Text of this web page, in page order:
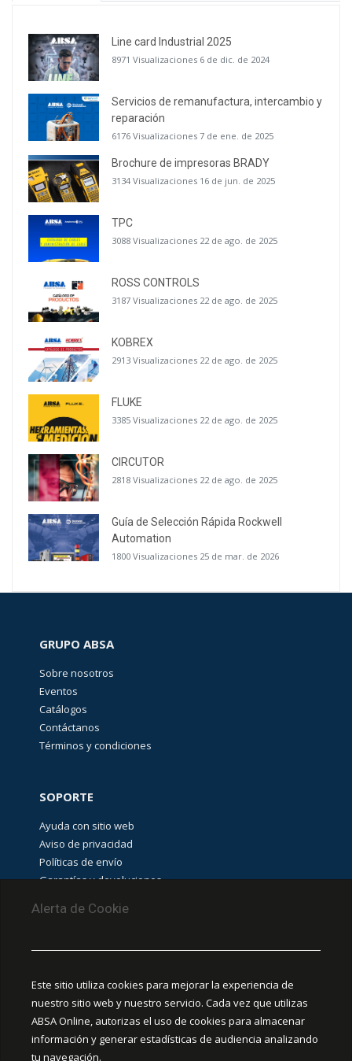
Line card Industrial 2025
8971 Visualizaciones 6 de dic. de 2024
Servicios de remanufactura, intercambio y
reparación
6176 Visualizaciones 7 de ene. de 2025
Brochure de impresoras BRADY
3134 Visualizaciones 16 de jun. de 2025
TPC
3088 Visualizaciones 22 de ago. de 2025
ROSS CONTROLS
3187 Visualizaciones 22 de ago. de 2025
KOBREX
2913 Visualizaciones 22 de ago. de 2025
FLUKE
3385 Visualizaciones 22 de ago. de 2025
CIRCUTOR
2818 Visualizaciones 22 de ago. de 2025
Guía de Selección Rápida Rockwell
Automation
1800 Visualizaciones 25 de mar. de 2026
Alerta de Cookie
Este sitio utiliza cookies para mejorar la experiencia de
nuestro sitio web y nuestro servicio. Cada vez que utilizas
ABSA Online, autorizas el uso de cookies para almacenar
información y generar estadísticas de audiencia analizando
tu navegación.
GRUPO ABSA
Sobre nosotros
Eventos
Catálogos
Contáctanos
Términos y condiciones
SOPORTE
Ayuda con sitio web
Aviso de privacidad
Políticas de envío
Garantías y devoluciones
PUNTOS DE RECOLECCIÓN
CEDIS Guadalajara
Amapola #380, La Aurora, C.P. 44460 Guadalajara,
Jalisco, MX.
Chihuahua